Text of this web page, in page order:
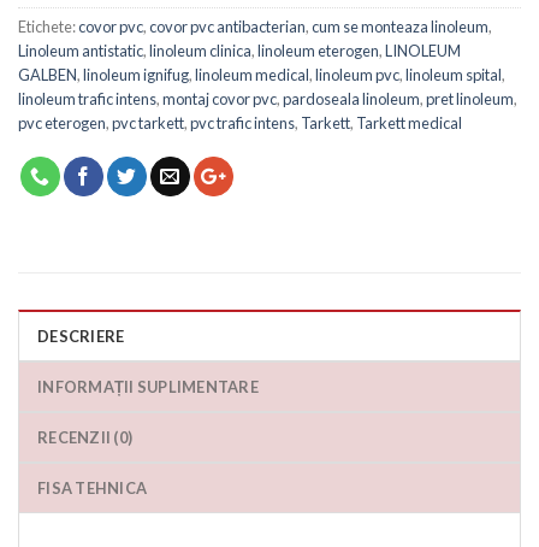
Etichete:covor pvc,covor pvc antibacterian,cum se monteaza linoleum,
Linoleum antistatic,linoleum clinica,linoleum eterogen,LINOLEUM
GALBEN,linoleum ignifug,linoleum medical,linoleum pvc,linoleum spital,
linoleum trafic intens,montaj covor pvc,pardoseala linoleum,pret linoleum,
pvc eterogen,pvc tarkett,pvc trafic intens, Tarkett, Tarkett medical
DESCRIERE
INFORMAȚII SUPLIMENTARE
RECENZII (0)
FISA TEHNICA